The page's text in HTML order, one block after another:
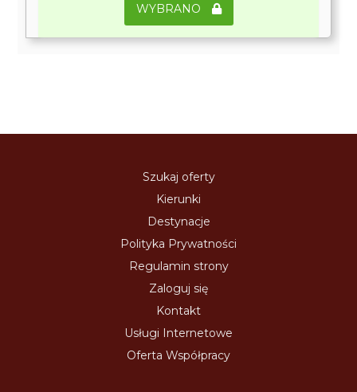
WYBRANO
Szukaj oferty
Kierunki
Destynacje
Polityka Prywatności
Regulamin strony
Zaloguj się
Kontakt
Usługi Internetowe
Oferta Współpracy